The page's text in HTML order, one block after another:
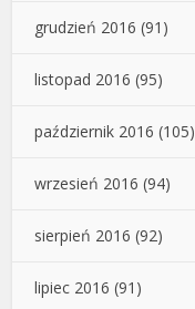
grudzień 2016 (91)
listopad 2016 (95)
październik 2016 (105)
wrzesień 2016 (94)
sierpień 2016 (92)
lipiec 2016 (91)